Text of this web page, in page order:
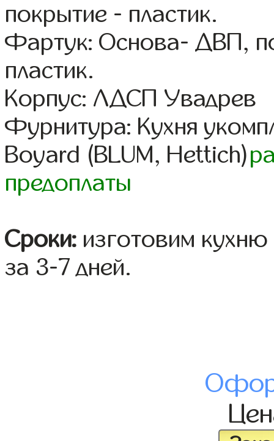
покрытие - пластик.
Фартук: Основа- ДВП,
пластик.
Корпус: ЛДСП Увадрев
Фурнитура: Кухня
Boyard (BLUM, Hettich)
предоплаты
Сроки: изготовим
за 3-7 дней.